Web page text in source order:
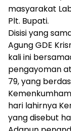
masyarakat
Plt. Bupati.
Disisi yang
Agung GDE
kali ini
pengayoman
79, yang
hari lahirnya
yang disebut